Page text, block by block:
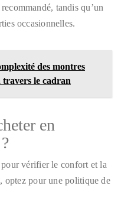
tandis qu’un
occasionnelles.
des montres
travers le cadran
en
pour vérifier le confort et la
optez pour une politique de